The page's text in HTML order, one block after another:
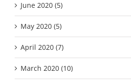
June 2020 (5)
May 2020 (5)
April 2020 (7)
March 2020 (10)